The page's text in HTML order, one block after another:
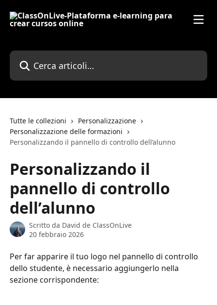
Cerca articoli…
Tutte le collezioni
Personalizzazione
Personalizzazione delle formazioni
Personalizzando il pannello di controllo dell’alunno
Personalizzando il
pannello di controllo
dell’alunno
Scritto da David de ClassOnLive
20 febbraio 2026
Per far apparire il tuo logo nel pannello di controllo
dello studente, è necessario aggiungerlo nella
sezione corrispondente: